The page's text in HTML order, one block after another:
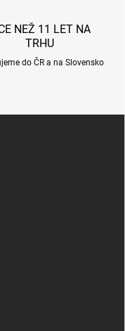
NEŽ 11 LET NA
TRHU
do ČR a na Slovensko